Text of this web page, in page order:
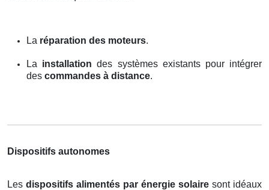
La réparation des moteurs.
La installation des systèmes existants pour intégrer
des commandes à distance.
Dispositifs autonomes
Les dispositifs alimentés par énergie solaire sont idéaux